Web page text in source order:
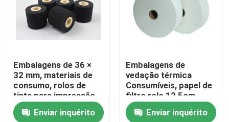
Visita à fábrica
Solicite um orçamento
Máquina de embalagem de enchimento de líquido
Embalagens de 36 ×
32 mm, materiais de
consumo, rolos de
tinta para impressão
de codificadores de
data Enviar inquérito
Embalagens de
vedação térmica
Consumíveis, papel de
filtro rolo 12,5cm
18cm 20cm
Enviar inquérito